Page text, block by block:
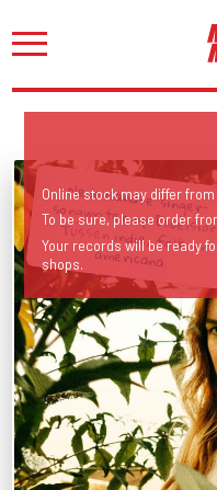
Nederlandse singer-songwriter op Excelsior. Tussen indie, folk en
americana.
Online stock may differ
To be sure, please order
Your records will be ready
shops.